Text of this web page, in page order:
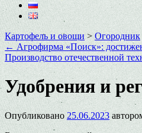
Картофель и овощи > Огородник
← Агрофирма «Поиск»:
Производство отечественной
Удобрения и
Опубликовано 25.06.2023